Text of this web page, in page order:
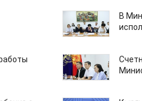
В